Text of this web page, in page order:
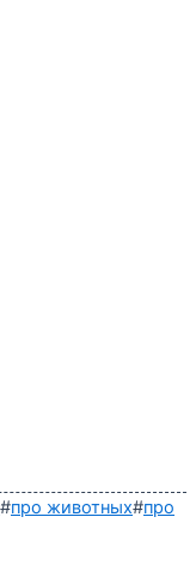
#про животных#про